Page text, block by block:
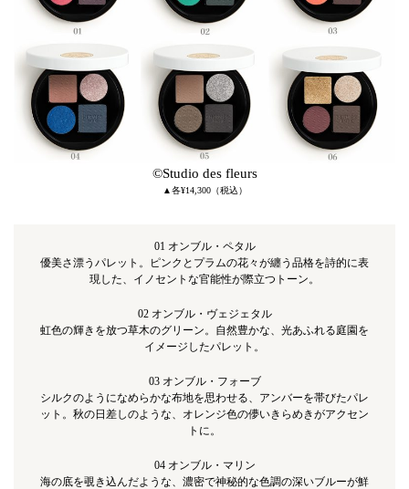
©Studio des fleurs
▲各¥14,300（税込）
01 オンブル・ペタル
優美さ漂うパレット。ピンクとプラムの花々が纏う品格を詩的に表
現した、イノセントな官能性が際立つトーン。
02 オンブル・ヴェジェタル
虹色の輝きを放つ草木のグリーン。自然豊かな、光あふれる庭園を
イメージしたパレット。
03 オンブル・フォーブ
シルクのようになめらかな布地を思わせる、アンバーを帯びたパレ
ット。秋の日差しのような、オレンジ色の儚いきらめきがアクセン
トに。
04 オンブル・マリン
海の底を覗き込んだような、濃密で神秘的な色調の深いブルーが鮮